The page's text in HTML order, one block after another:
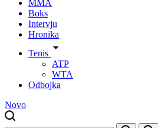
MMA
Boks
Intervju
Hronika
Tenis
ATP
WTA
Odbojka
Novo